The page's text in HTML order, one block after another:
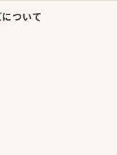
ついて